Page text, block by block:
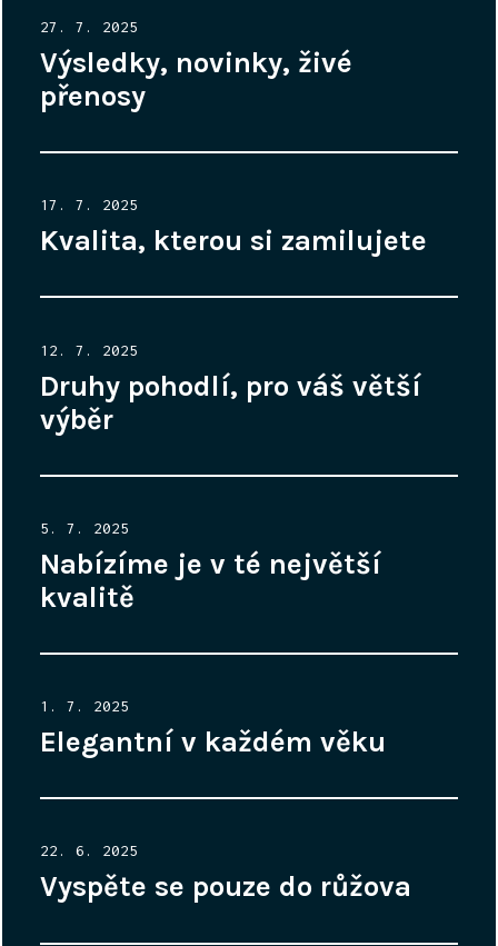
Posted
on
27. 7. 2025
Výsledky, novinky, živé
přenosy
Posted
on
17. 7. 2025
Kvalita, kterou si zamilujete
Posted
on
12. 7. 2025
Druhy pohodlí, pro váš větší
výběr
Posted
on
5. 7. 2025
Nabízíme je v té největší
kvalitě
Posted
on
1. 7. 2025
Elegantní v každém věku
Posted
on
22. 6. 2025
Vyspěte se pouze do růžova